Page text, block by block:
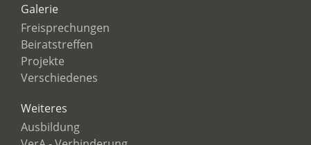
Galerie
Freisprechungen
Beiratstreffen
Projekte
Verschiedenes
Weiteres
Ausbildung